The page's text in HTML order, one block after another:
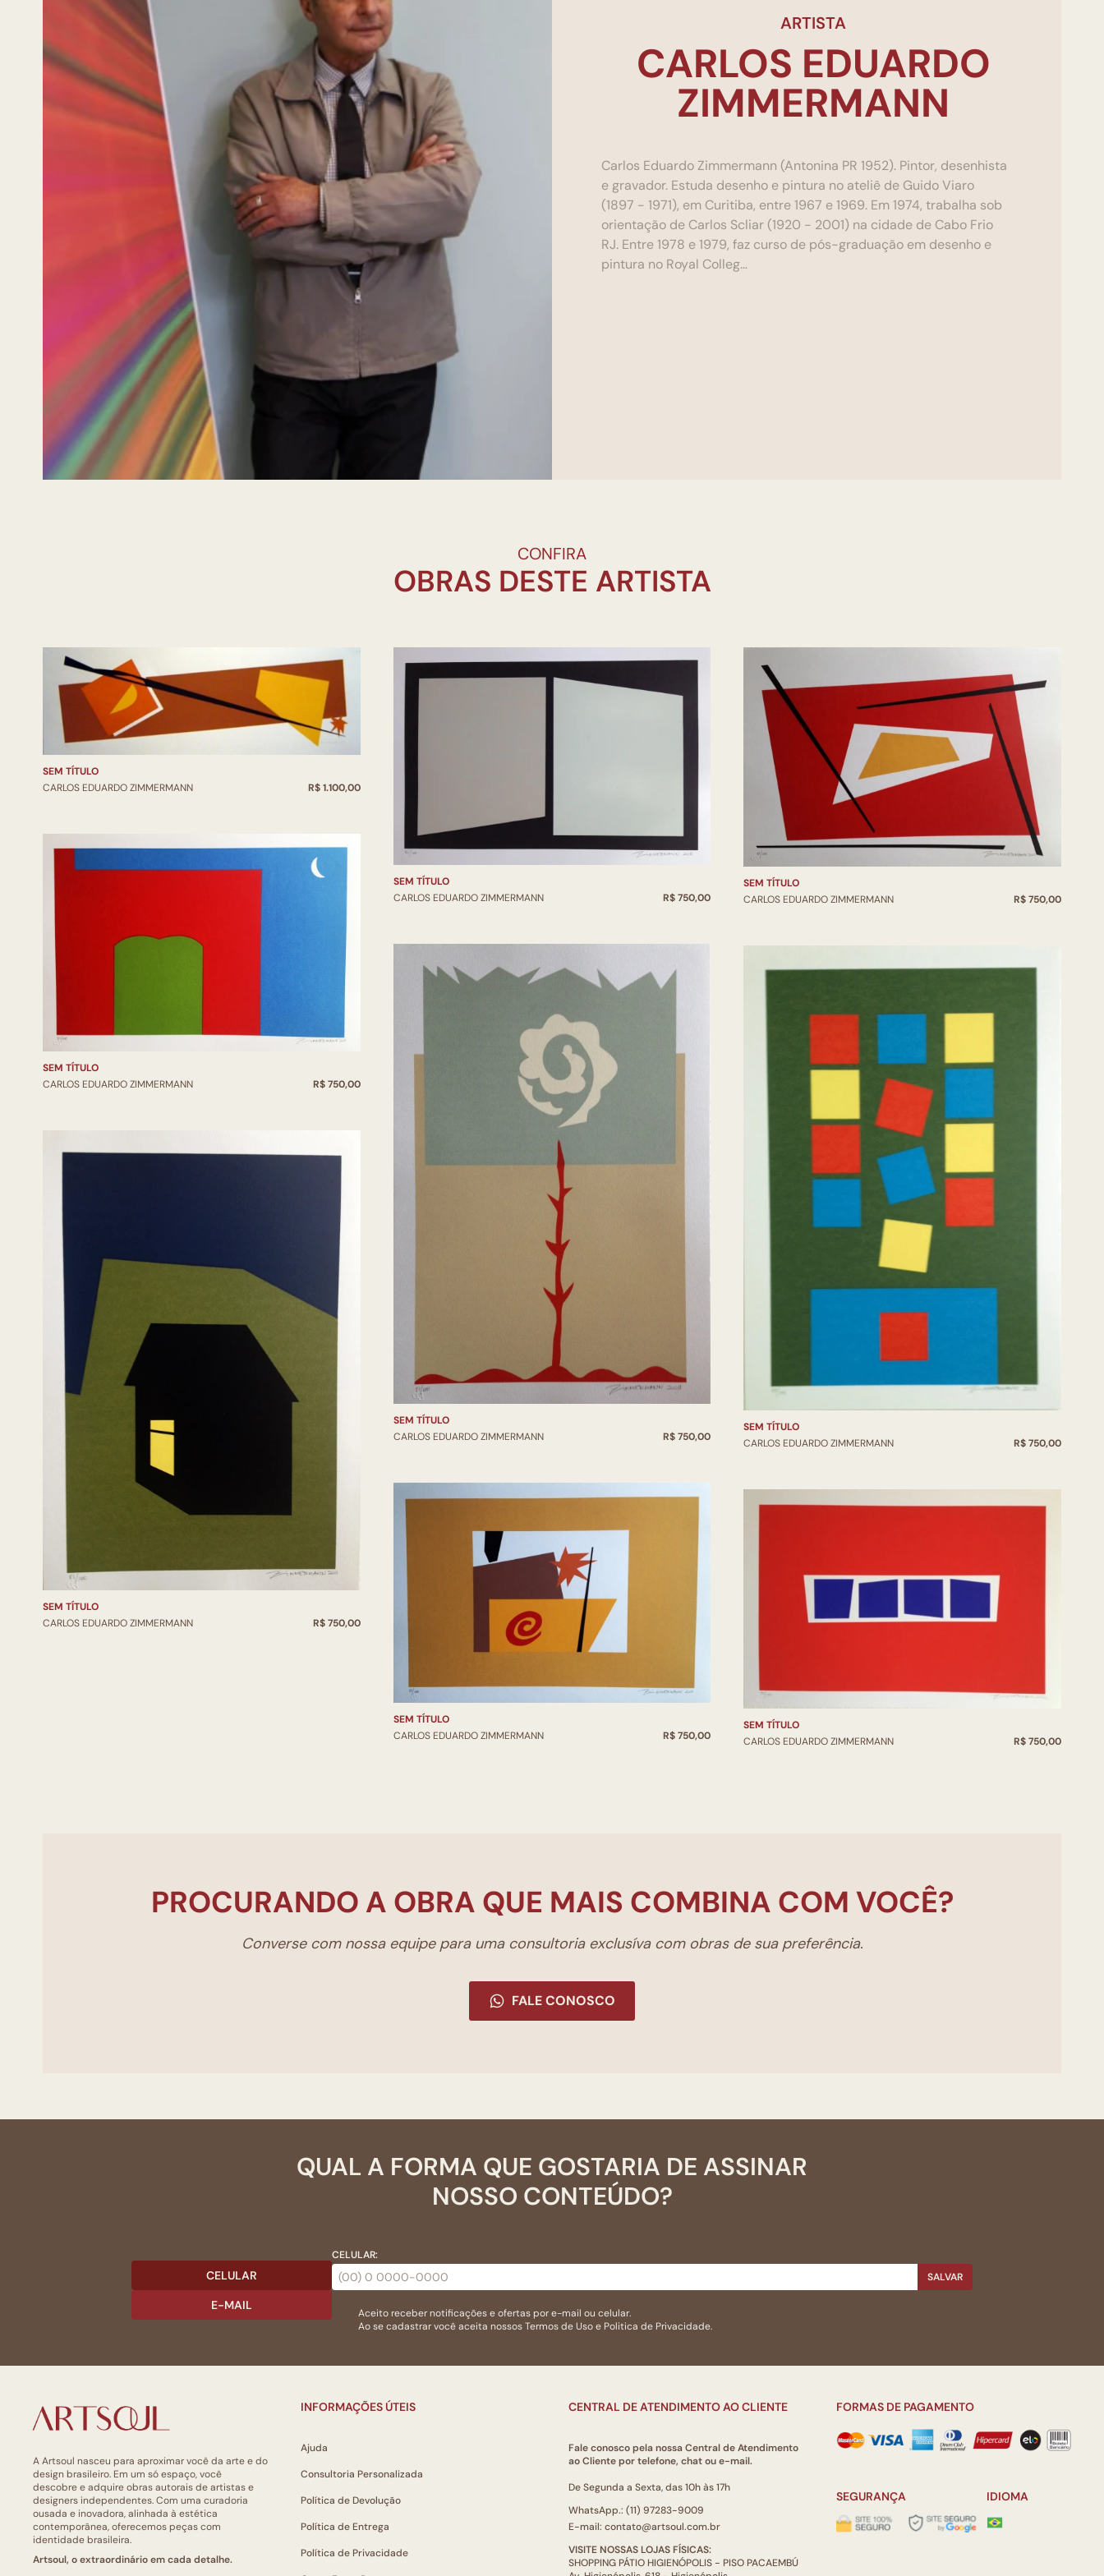
ARTISTA
CARLOS EDUARDO
ZIMMERMANN
Carlos Eduardo Zimmermann (Antonina PR 1952). Pintor, desenhista
e gravador. Estuda desenho e pintura no ateliê de Guido Viaro
(1897 - 1971), em Curitiba, entre 1967 e 1969. Em 1974, trabalha sob
orientação de Carlos Scliar (1920 - 2001) na cidade de Cabo Frio
RJ. Entre 1978 e 1979, faz curso de pós-graduação em desenho e
pintura no Royal Colleg...
CONFIRA
OBRAS DESTE ARTISTA
SEM TÍTULO
CARLOS EDUARDO ZIMMERMANN
R$ 1.100,00
SEM TÍTULO
CARLOS EDUARDO ZIMMERMANN
R$ 750,00
SEM TÍTULO
CARLOS EDUARDO ZIMMERMANN
R$ 750,00
SEM TÍTULO
CARLOS EDUARDO ZIMMERMANN
R$ 750,00
SEM TÍTULO
CARLOS EDUARDO ZIMMERMANN
R$ 750,00
SEM TÍTULO
CARLOS EDUARDO ZIMMERMANN
R$ 750,00
SEM TÍTULO
CARLOS EDUARDO ZIMMERMANN
R$ 750,00
SEM TÍTULO
CARLOS EDUARDO ZIMMERMANN
R$ 750,00
SEM TÍTULO
CARLOS EDUARDO ZIMMERMANN
R$ 750,00
PROCURANDO A OBRA QUE MAIS COMBINA COM VOCÊ?
Converse com nossa equipe para uma consultoria exclusíva com obras de sua preferência.
FALE CONOSCO
QUAL A FORMA QUE GOSTARIA DE ASSINAR
NOSSO CONTEÚDO?
CELULAR
E-MAIL
CELULAR:
SALVAR
Aceito receber notificações e ofertas por e-mail ou celular.
Ao se cadastrar você aceita nossosTermos de Usoe Politica de Privacidade.
A Artsoul nasceu para aproximar você da arte e do
design brasileiro. Em um só espaço, você
descobre e adquire obras autorais de artistas e
designers independentes. Com uma curadoria
ousada e inovadora, alinhada à estética
contemporânea, oferecemos peças com
identidade brasileira.
Artsoul, o extraordinário em cada detalhe.
INFORMAÇÕES ÚTEIS
Ajuda
Consultoria Personalizada
Política de Devolução
Política de Entrega
Política de Privacidade
CENTRAL DE ATENDIMENTO AO CLIENTE
Fale conosco pela nossa Central de Atendimento
ao Cliente por telefone, chat ou e-mail.
De Segunda a Sexta, das 10h às 17h
WhatsApp.: (11) 97283-9009
E-mail: contato@artsoul.com.br
VISITE NOSSAS LOJAS FÍSICAS:
SHOPPING PÁTIO HIGIENÓPOLIS - PISO PACAEMBÚ
FORMAS DE PAGAMENTO
SEGURANÇA IDIOMA